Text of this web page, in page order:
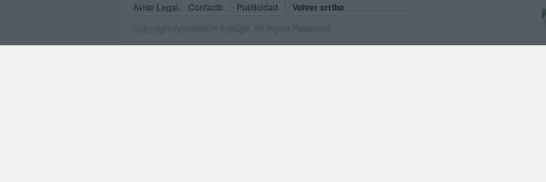
Aviso Legal Contacto Publicidad Volver arriba